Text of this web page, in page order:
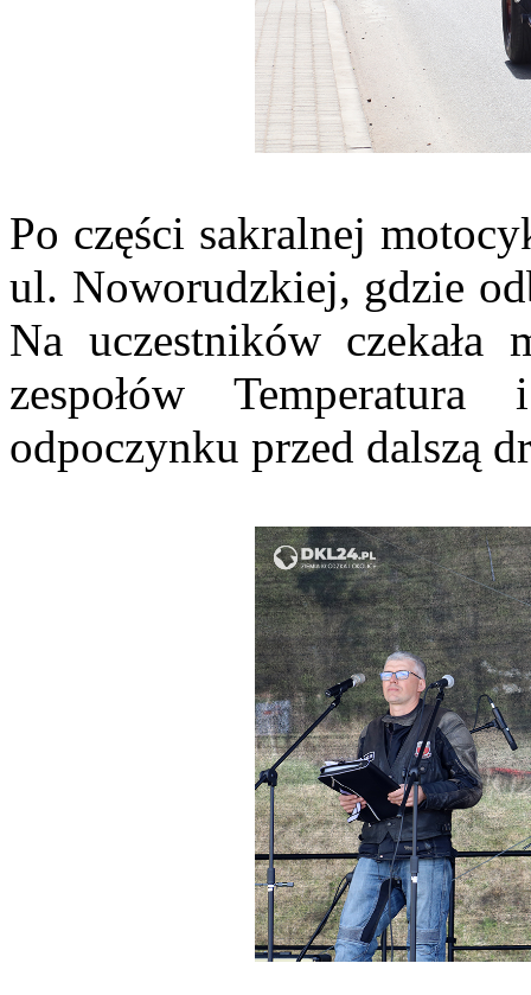
Po części sakralnej
ul. Noworudzkiej, gdzie
Na uczestników czekała
zespołów
odpoczynku przed dalszą